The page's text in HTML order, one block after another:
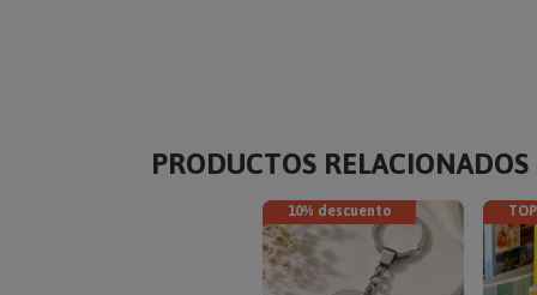
PRODUCTOS RELACIONADOS
10% descuento